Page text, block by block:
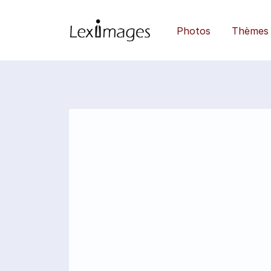
Photos Thèmes